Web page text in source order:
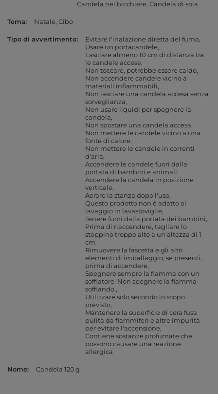
Candela nel bicchiere Candela di soia
Tema Natale Cibo
Tipo di avvertimento
Evitare l'inalazione diretta del fumo
Usare un portacandele
Lasciare almeno 10 cm di distanza tra
le candele accese
Non toccare, potrebbe essere caldo
Non accendere candele vicino a
materiali infiammabili
Non lasciare una candela accesa senza
sorveglianza
Non usare liquidi per spegnere la
candela
Non spostare una candela accesa
Non mettere le candele vicino a una
fonte di calore
Non mettere le candele in correnti
d'aria
Accendere le candele fuori dalla
portata di bambini e animali
Accendere la candela in posizione
verticale
Aerare la stanza dopo l'uso
Questo prodotto non è adatto al
lavaggio in lavastoviglie
Tenere fuori dalla portata dei bambini
Prima di riaccendere, tagliare lo
stoppino troppo alto a un'altezza di 1
cm
Rimuovere la fascetta e gli altri
elementi di imballaggio, se presenti,
prima di accendere
Spegnere sempre la fiamma con un
soffiatore. Non spegnere la fiamma
soffiando.
Utilizzare solo secondo lo scopo
previsto
Mantenere la superficie di cera fusa
pulita da fiammiferi e altre impurità
per evitare l'accensione
Contiene sostanze profumate che
possono causare una reazione
allergica
Nome Candela 120 g